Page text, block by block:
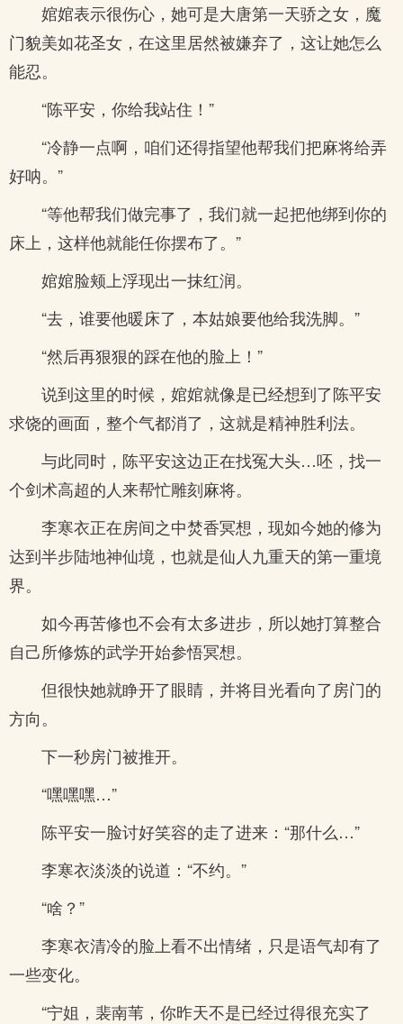
婠婠表示很伤心，她可是大唐第一天骄之女，魔
门貌美如花圣女，在这里居然被嫌弃了，这让她怎么
能忍。
“陈平安，你给我站住！”
“冷静一点啊，咱们还得指望他帮我们把麻将给弄
好呐。”
“等他帮我们做完事了，我们就一起把他绑到你的
床上，这样他就能任你摆布了。”
婠婠脸颊上浮现出一抹红润。
“去，谁要他暖床了，本姑娘要他给我洗脚。”
“然后再狠狠的踩在他的脸上！”
说到这里的时候，婠婠就像是已经想到了陈平安
求饶的画面，整个气都消了，这就是精神胜利法。
与此同时，陈平安这边正在找冤大头…呸，找一
个剑术高超的人来帮忙雕刻麻将。
李寒衣正在房间之中焚香冥想，现如今她的修为
达到半步陆地神仙境，也就是仙人九重天的第一重境
界。
如今再苦修也不会有太多进步，所以她打算整合
自己所修炼的武学开始参悟冥想。
但很快她就睁开了眼睛，并将目光看向了房门的
方向。
下一秒房门被推开。
“嘿嘿嘿…”
陈平安一脸讨好笑容的走了进来：“那什么…”
李寒衣淡淡的说道：“不约。”
“啥？”
李寒衣清冷的脸上看不出情绪，只是语气却有了
一些变化。
“宁姐，裴南苇，你昨天不是已经过得很充实了